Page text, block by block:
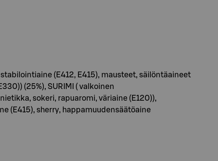
(E412, E415), mausteet, säilöntäaineet
(25%), SURIMI ( valkoinen
sokeri, rapuaromi, väriaine (E120)),
(E415), sherry, happamuudensäätöaine